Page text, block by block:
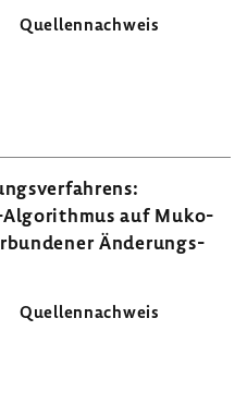
​Algorithmus auf Muko­
Ände­rungs­